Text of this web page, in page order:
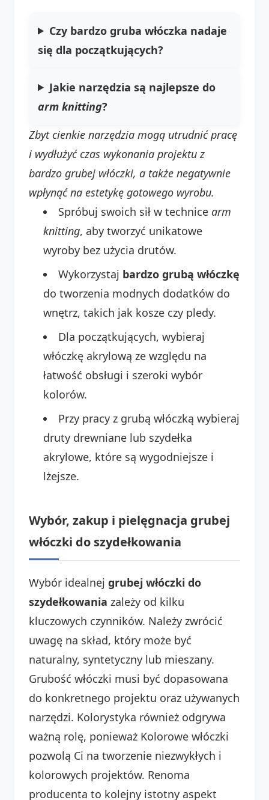
Czy bardzo gruba włóczka nadaje
się dla początkujących?
Jakie narzędzia są najlepsze do
arm knitting?
Zbyt cienkie narzędzia mogą utrudnić pracę
i wydłużyć czas wykonania projektu z
bardzo grubej włóczki, a także negatywnie
wpłynąć na estetykę gotowego wyrobu.
Spróbuj swoich sił w technice arm
knitting, aby tworzyć unikatowe
wyroby bez użycia drutów.
Wykorzystaj bardzo grubą włóczkę
do tworzenia modnych dodatków do
wnętrz, takich jak kosze czy pledy.
Dla początkujących, wybieraj
włóczkę akrylową ze względu na
łatwość obsługi i szeroki wybór
kolorów.
Przy pracy z grubą włóczką wybieraj
druty drewniane lub szydełka
akrylowe, które są wygodniejsze i
lżejsze.
Wybór, zakup i pielęgnacja grubej
włóczki do szydełkowania
Wybór idealnej grubej włóczki do
szydełkowania zależy od kilku
kluczowych czynników. Należy zwrócić
uwagę na skład, który może być
naturalny, syntetyczny lub mieszany.
Grubość włóczki musi być dopasowana
do konkretnego projektu oraz używanych
narzędzi. Kolorystyka również odgrywa
ważną rolę, ponieważ Kolorowe włóczki
pozwolą Ci na tworzenie niezwykłych i
kolorowych projektów. Renoma
producenta to kolejny istotny aspekt